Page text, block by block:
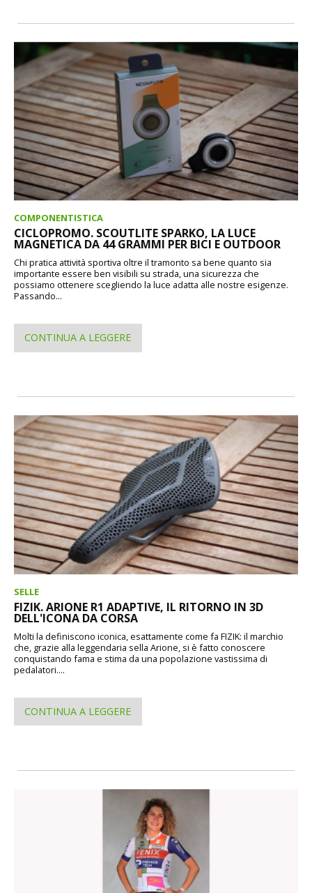
COMPONENTISTICA
CICLOPROMO. SCOUTLITE SPARKO, LA LUCE
MAGNETICA DA 44 GRAMMI PER BICI E OUTDOOR
Chi pratica attività sportiva oltre il tramonto sa bene quanto sia
importante essere ben visibili su strada, una sicurezza che
possiamo ottenere scegliendo la luce adatta alle nostre esigenze.
Passando...
CONTINUA A LEGGERE
SELLE
FIZIK. ARIONE R1 ADAPTIVE, IL RITORNO IN 3D
DELL'ICONA DA CORSA
Molti la definiscono iconica, esattamente come fa FIZIK: il marchio
che, grazie alla leggendaria sella Arione, si è fatto conoscere
conquistando fama e stima da una popolazione vastissima di
pedalatori....
CONTINUA A LEGGERE